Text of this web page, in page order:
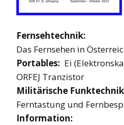
Fernsehtechnik:
Das Fernsehen in
Portables: Ei
ORFEJ Tranzistor
Militärische
Ferntastung und
Information: